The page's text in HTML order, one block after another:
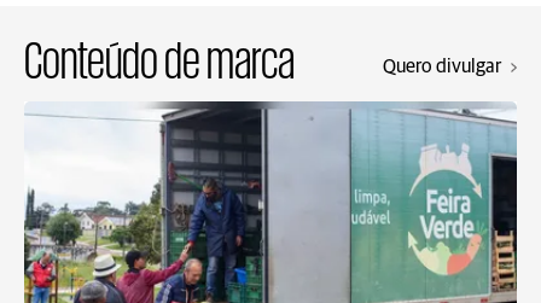
Conteúdo de marca Quero divulgar